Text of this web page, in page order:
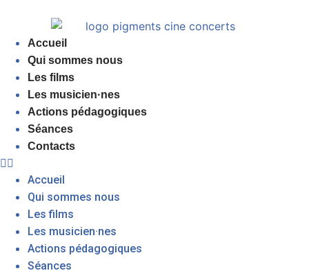
Accueil
Qui sommes nous
Les films
Les musicien·nes
Actions pédagogiques
Séances
Contacts
Accueil
Qui sommes nous
Les films
Les musicien·nes
Actions pédagogiques
Séances